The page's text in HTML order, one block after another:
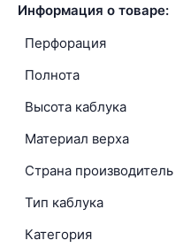
Информация о товаре:
Перфорация
Полнота
Высота каблука
Материал верха
Страна производитель
Тип каблука
Категория